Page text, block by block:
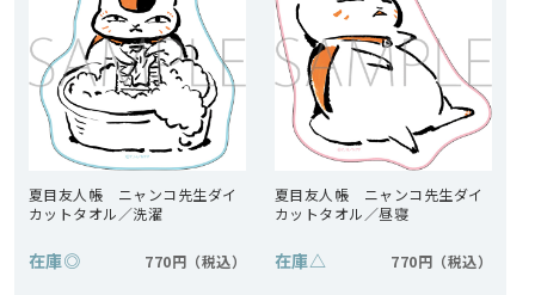
夏目友人帳 ニャンコ先生ダイ
カットタオル／洗濯
在庫◎ 770円
夏目友人帳 ニャンコ先生ダイ
カットタオル／昼寝
在庫△ 770円